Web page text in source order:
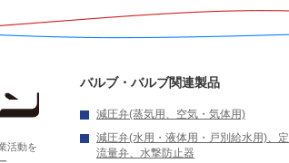
活動を
バルブ・バルブ関連製品
減圧弁(蒸気用、空気・気体用)
減圧弁(水用・液体用・戸別給水用)、定
流量弁、水撃防止器